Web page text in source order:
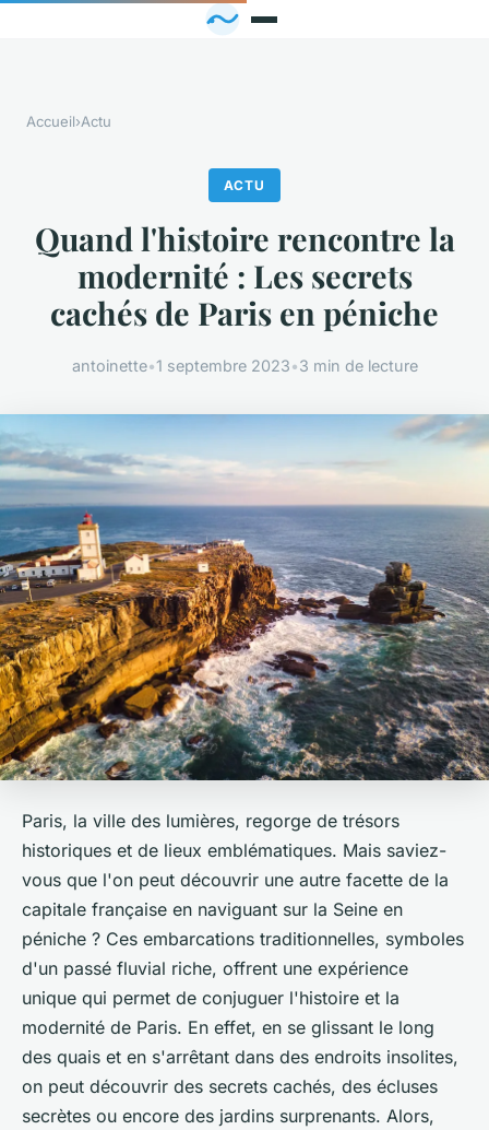
Accueil›Actu
ACTU
Quand l'histoire rencontre la
modernité : Les secrets
cachés de Paris en péniche
antoinette•1 septembre 2023•3 min de lecture
Paris, la ville des lumières, regorge de trésors
historiques et de lieux emblématiques. Mais saviez-
vous que l'on peut découvrir une autre facette de la
capitale française en naviguant sur la Seine en
péniche ? Ces embarcations traditionnelles, symboles
d'un passé fluvial riche, offrent une expérience
unique qui permet de conjuguer l'histoire et la
modernité de Paris. En effet, en se glissant le long
des quais et en s'arrêtant dans des endroits insolites,
on peut découvrir des secrets cachés, des écluses
secrètes ou encore des jardins surprenants. Alors,